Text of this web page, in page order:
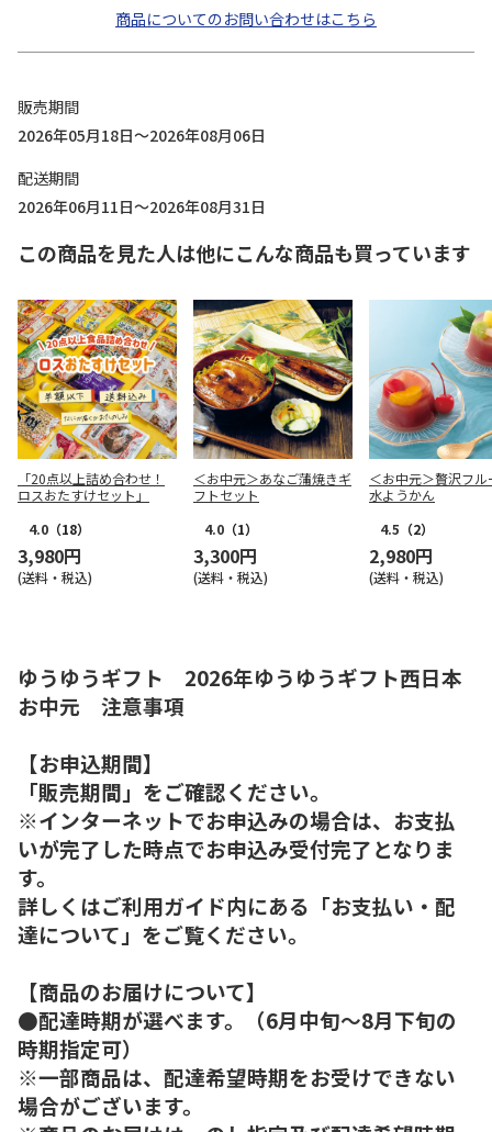
商品についてのお問い合わせはこちら
販売期間
2026年05月18日～2026年08月06日
配送期間
2026年06月11日～2026年08月31日
この商品を見た人は他にこんな商品も買っています
「20点以上詰め合わせ！
ロスおたすけセット」
4.0 （18）
3,980円
(送料・税込)
＜お中元＞あなご蒲焼きギ
フトセット
4.0 （1）
3,300円
(送料・税込)
＜お中元＞贅沢フル
水ようかん
4.5 （2）
2,980円
(送料・税込)
ゆうゆうギフト 2026年ゆうゆうギフト西日本
お中元 注意事項
【お申込期間】
「販売期間」をご確認ください。
※インターネットでお申込みの場合は、お支払
いが完了した時点でお申込み受付完了となりま
す。
詳しくはご利用ガイド内にある「お支払い・配
達について」をご覧ください。
【商品のお届けについて】
●配達時期が選べます。（6月中旬～8月下旬の
時期指定可）
※一部商品は、配達希望時期をお受けできない
場合がございます。